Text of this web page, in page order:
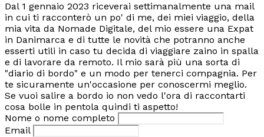
Dal 1 gennaio 2023 riceverai settimanalmente una mail
in cui ti racconterò un po' di me, dei miei viaggio, della
mia vita da Nomade Digitale, del mio essere una Expat
in Danimarca e di tutte le novità che potranno anche
esserti utili in caso tu decida di viaggiare zaino in spalla
e di lavorare da remoto. Il mio sarà più una sorta di
"diario di bordo" e un modo per tenerci compagnia. Per
te sicuramente un'occasione per conoscermi meglio.
Se vuoi salire a bordo io non vedo l'ora di raccontarti
cosa bolle in pentola quindi ti aspetto!
Nome o nome completo
Email